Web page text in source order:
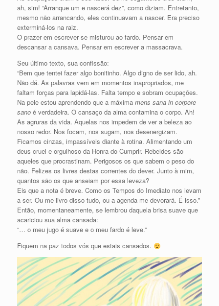
ah, sim! “Arranque um e nascerá dez”, como diziam. Entretanto,
mesmo não arrancando, eles continuavam a nascer. Era preciso
exterminá-los na raiz.
O prazer em escrever se misturou ao fardo. Pensar em
descansar a cansava. Pensar em escrever a massacrava.
Seu último texto, sua confissão:
“Bem que tentei fazer algo bonitinho. Algo digno de ser lido, ah.
Não dá. As palavras vem em momentos inapropriados, me
faltam forças para lapidá-las. Falta tempo e sobram ocupações.
Na pele estou aprendendo que a máxima mens sana in corpore
sano é verdadeira. O cansaço da alma contamina o corpo. Ah!
As agruras da vida. Aquelas nos impedem de ver a beleza ao
nosso redor. Nos focam, nos sugam, nos desenergizam.
Ficamos cinzas, impassíveis diante à rotina. Alimentando um
deus cruel e orgulhoso da Honra do Cumprir. Rebeldes são
aqueles que procrastinam. Perigosos os que sabem o peso do
não. Felizes os livres destas correntes do dever. Junto à mim,
quantos são os que anseiam por essa leveza?
Eis que a nota é breve. Como os Tempos do Imediato nos levam
a ser. Ou me livro disso tudo, ou a agenda me devorará. É isso.”
Então, momentaneamente, se lembrou daquela brisa suave que
acariciou sua alma cansada:
“… o meu jugo é suave e o meu fardo é leve.”
Fiquem na paz todos vós que estais cansados.